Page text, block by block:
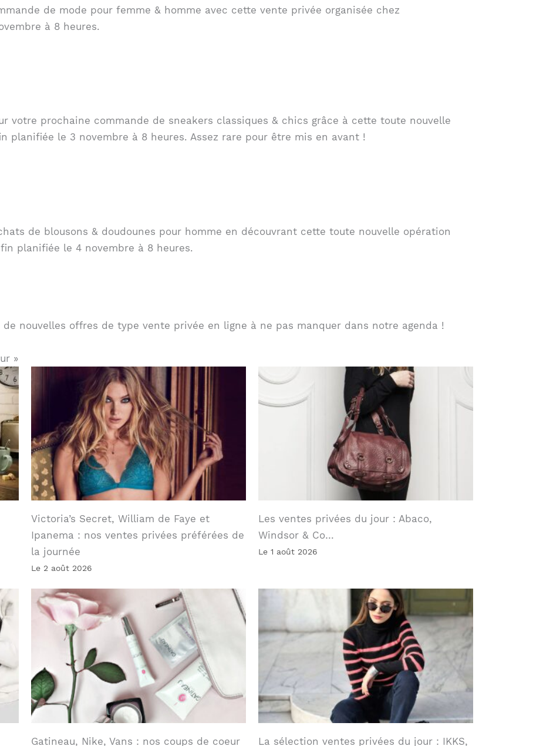
de mode pour femme & homme avec cette vente privée organisée chez
à 8 heures.
votre prochaine commande de sneakers classiques & chics grâce à cette toute nouvelle
planifiée le 3 novembre à 8 heures. Assez rare pour être mis en avant !
de blousons & doudounes pour homme en découvrant cette toute nouvelle opération
planifiée le 4 novembre à 8 heures.
nouvelles offres de type vente privée en ligne à ne pas manquer dans notre agenda !
»
Victoria’s Secret, William de Faye et
Ipanema : nos ventes privées préférées de
la journée
Le 2 août 2026
Les ventes privées du jour : Abaco,
Windsor & Co…
Le 1 août 2026
Gatineau, Nike, Vans : nos coups de coeur La sélection ventes privées du jour : IKKS,